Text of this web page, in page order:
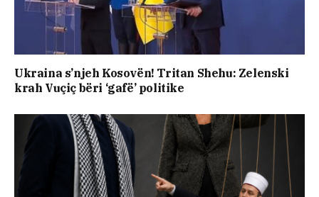
Ukraina s’njeh Kosovën! Tritan Shehu: Zelenski
krah Vuçiç bëri ‘gafë’ politike